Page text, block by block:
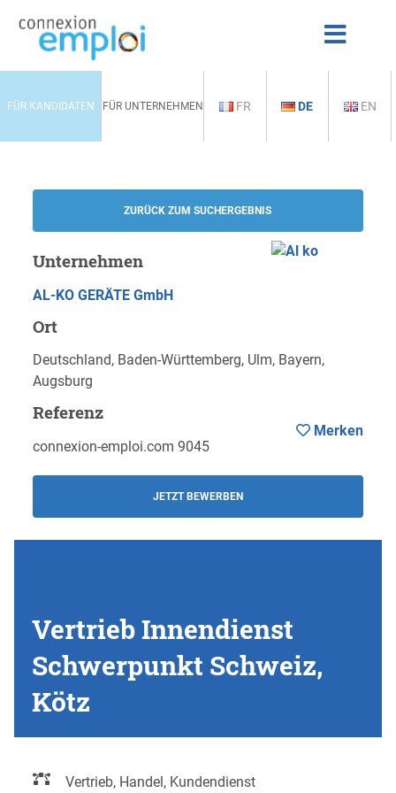
FÜR KANDIDATEN FÜR UNTERNEHMEN FR DE EN
ZURÜCK ZUM SUCHERGEBNIS
Unternehmen
AL-KO GERÄTE GmbH
Ort
Deutschland, Baden-Württemberg, Ulm, Bayern,
Augsburg
Referenz
connexion-emploi.com 9045
JETZT BEWERBEN
Merken
Vertrieb Innendienst
Schwerpunkt Schweiz,
Kötz
Vertrieb, Handel, Kundendienst